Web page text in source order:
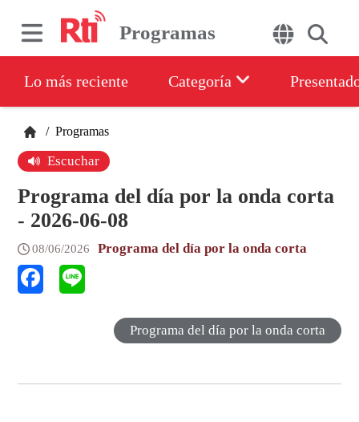
Programas
Lo más reciente Categoría
/ Programas
Escuchar
Programa del día por la onda corta
- 2026-06-08
08/06/2026 Programa del día por la onda corta
Programa del día por la onda corta